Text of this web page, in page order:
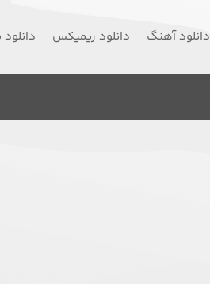
دانلود آهنگ دانلود ریمیکس